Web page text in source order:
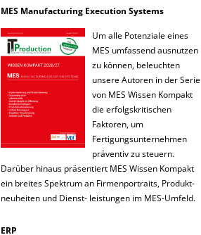
MES Manufacturing Execution Systems
Um alle Potenziale eines
MES umfassend ausnutzen
zu können, beleuchten
unsere Autoren in der Serie
von MES Wissen Kompakt
die erfolgskritischen
Faktoren, um
Fertigungsunternehmen
präventiv zu steuern.
Darüber hinaus präsentiert MES Wissen Kompakt
ein breites Spektrum an Firmenportraits, Produkt-
neuheiten und Dienst- leistungen im MES-Umfeld.
ERP